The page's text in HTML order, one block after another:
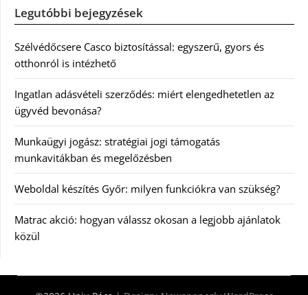
Legutóbbi bejegyzések
Szélvédőcsere Casco biztosítással: egyszerű, gyors és
otthonról is intézhető
Ingatlan adásvételi szerződés: miért elengedhetetlen az
ügyvéd bevonása?
Munkaügyi jogász: stratégiai jogi támogatás
munkavitákban és megelőzésben
Weboldal készítés Győr: milyen funkciókra van szükség?
Matrac akció: hogyan válassz okosan a legjobb ajánlatok
közül